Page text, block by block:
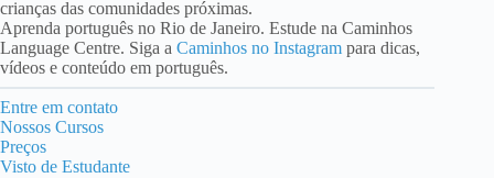
crianças das comunidades próximas.
Aprenda português no Rio de Janeiro. Estude na Caminhos
Language Centre. Siga a Caminhos no Instagram para dicas,
vídeos e conteúdo em português.
Entre em contato
Nossos Cursos
Preços
Visto de Estudante